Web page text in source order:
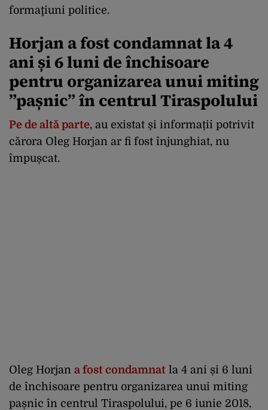
formaţiuni politice.
Horjan a fost condamnat la 4
ani și 6 luni de închisoare
pentru organizarea unui miting
”pașnic” în centrul Tiraspolului
Pe de altă parte, au existat și informații potrivit
cărora Oleg Horjan ar fi fost înjunghiat, nu
împușcat.
Oleg Horjan a fost condamnat la 4 ani și 6 luni
de închisoare pentru organizarea unui miting
pașnic în centrul Tiraspolului, pe 6 iunie 2018,